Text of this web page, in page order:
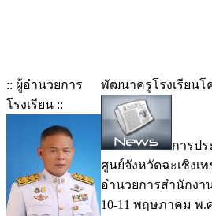
:: ผู้อำนวยการ
โรงเรียน ::
พัฒนาครูโรงเรียนโ
การป
ศูนย์จังหวัดฉะเชิงเ
อำนวยการสำนักงา
10-11 พฤษภาคม พ.